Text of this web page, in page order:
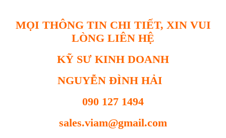
MỌI THÔNG TIN CHI TIẾT, XIN VUI
LÒNG LIÊN HỆ
KỸ SƯ KINH DOANH
NGUYỄN ĐÌNH HẢI
090 127 1494
sales.viam@gmail.com